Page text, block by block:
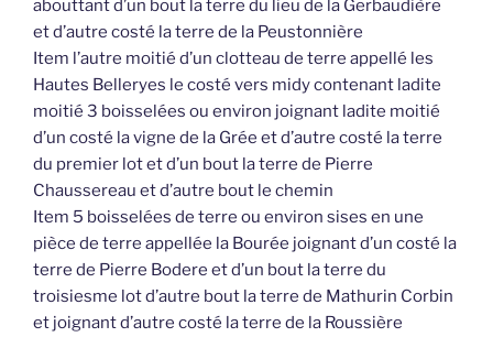
abouttant d’un bout la terre du lieu de la Gerbaudière
et d’autre costé la terre de la Peustonnière
Item l’autre moitié d’un clotteau de terre appellé les
Hautes Belleryes le costé vers midy contenant ladite
moitié 3 boisselées ou environ joignant ladite moitié
d’un costé la vigne de la Grée et d’autre costé la terre
du premier lot et d’un bout la terre de Pierre
Chaussereau et d’autre bout le chemin
Item 5 boisselées de terre ou environ sises en une
pièce de terre appellée la Bourée joignant d’un costé la
terre de Pierre Bodere et d’un bout la terre du
troisiesme lot d’autre bout la terre de Mathurin Corbin
et joignant d’autre costé la terre de la Roussière